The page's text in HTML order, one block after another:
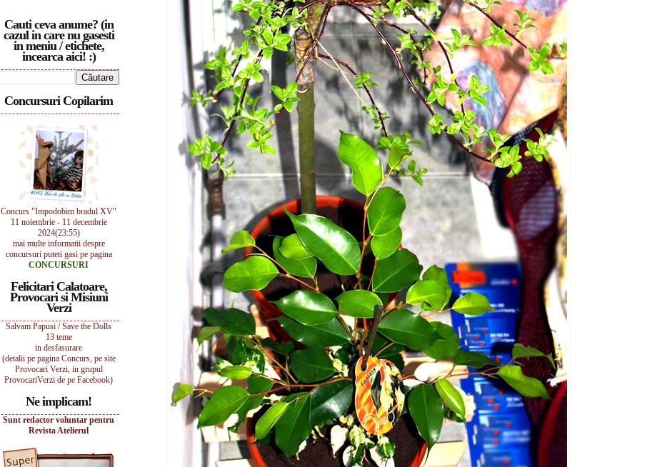
Cauti ceva anume? (in
cazul in care nu gasesti
in meniu / etichete,
incearca aici! :)
Concursuri Copilarim
Concurs "Impodobim bradul XV"
11 noiembrie - 11 decembrie
2024(23:55)
mai multe informatii despre
concursuri puteti gasi pe pagina
CONCURSURI
Felicitari Calatoare,
Provocari si Misiuni
Verzi
Salvam Papusi / Save the Dolls
13 teme
in desfasurare
(detalii pe pagina Concurs, pe site
Provocari Verzi, in grupul
ProvocariVerzi de pe Facebook)
Ne implicam!
Sunt redactor voluntar pentru
Revista Atelierul